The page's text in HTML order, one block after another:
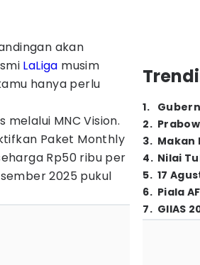
akan
LaLiga musim
hanya perlu
MNC Vision.
Paket Monthly
Rp50 ribu per
2025 pukul
1.
2.
3. Makan
4. Nilai
5. 17
6. Piala
7. GIIAS